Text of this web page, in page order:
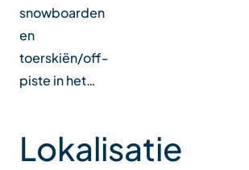
snowboarden
en
toerskiën/off-
piste in het…
Lokalisatie